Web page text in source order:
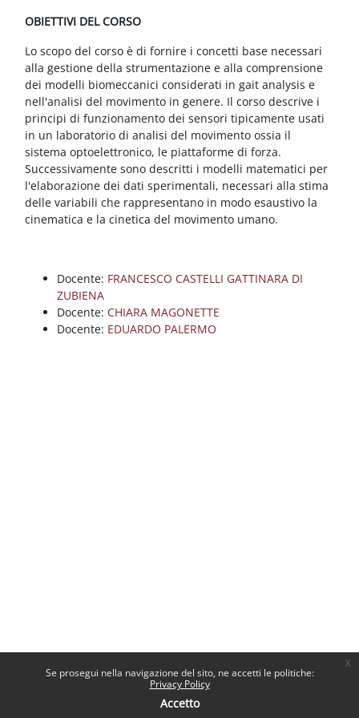
Se prosegui nella navigazione del sito, ne accetti le politiche:
Privacy Policy
Accetto
x
OBIETTIVI DEL CORSO
Lo scopo del corso è di fornire i concetti base necessari
alla gestione della strumentazione e alla comprensione
dei modelli biomeccanici considerati in gait analysis e
nell'analisi del movimento in genere. Il corso descrive i
principi di funzionamento dei sensori tipicamente usati
in un laboratorio di analisi del movimento ossia il
sistema optoelettronico, le piattaforme di forza.
Successivamente sono descritti i modelli matematici per
l'elaborazione dei dati sperimentali, necessari alla stima
delle variabili che rappresentano in modo esaustivo la
cinematica e la cinetica del movimento umano.
Docente: FRANCESCO CASTELLI GATTINARA DI
ZUBIENA
Docente: CHIARA MAGONETTE
Docente: EDUARDO PALERMO